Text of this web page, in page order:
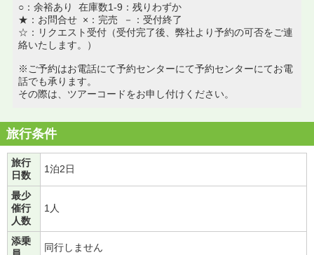
○：余裕あり 在庫数1-9：残りわずか
★：お問合せ ×：完売 －：受付終了
☆：リクエスト受付（受付完了後、弊社より予約の可否をご連
絡いたします。）
※ご予約はお電話にて予約センターにて予約センターにてお電
話でも承ります。
その際は、ツアーコードをお申し付けください。
旅行条件
旅行
日数
1泊2日
最少
催行
人数
1人
添乗
同行しません